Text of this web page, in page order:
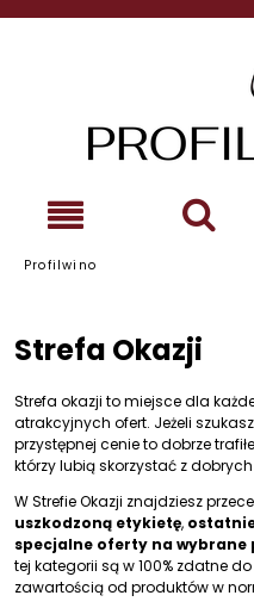
Profilwino
Strefa Okazji
Strefa okazji to miejsce dla
atrakcyjnych ofert. Jeżeli
przystępnej cenie to dobrze
którzy lubią skorzystać z
W Strefie Okazji znajdziesz
uszkodzoną etykietę,
specjalne oferty na
tej kategorii są w 100% zdatne
zawartością od produktów w